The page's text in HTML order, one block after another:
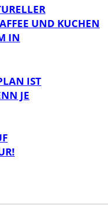
UND KUCHEN
IN
IST
JE